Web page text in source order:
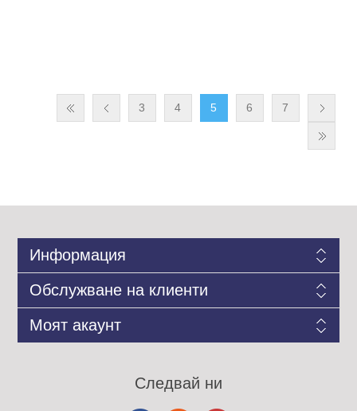
3 4 5 6 7
Информация
Обслужване на клиенти
Моят акаунт
Следвай ни